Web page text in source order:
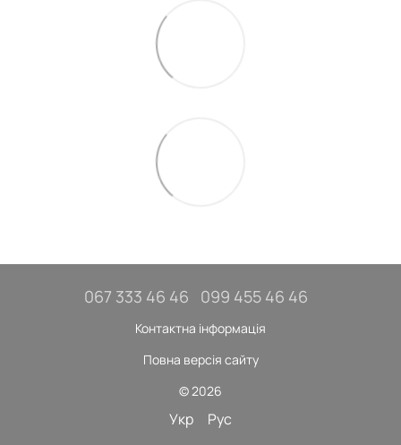
067 333 46 46 099 455 46 46
Контактна інформація
Повна версія сайту
© 2026
Укр Рус